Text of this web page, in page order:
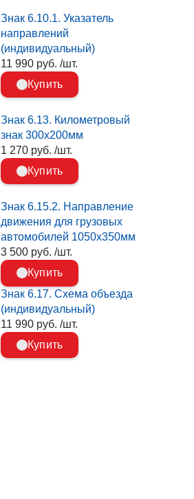
Знак 6.10.1. Указатель
направлений
(индивидуальный)
11 990 руб. /шт.
Купить
Знак 6.13. Километровый
знак 300х200мм
1 270 руб. /шт.
Купить
Знак 6.15.2. Направление
движения для грузовых
автомобилей 1050х350мм
3 500 руб. /шт.
Купить
Знак 6.17. Схема объезда
(индивидуальный)
11 990 руб. /шт.
Купить